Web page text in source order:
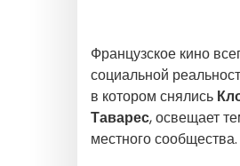
Французское кино
социальной
в котором снялись
Таварес, освещает
местного сообщества.